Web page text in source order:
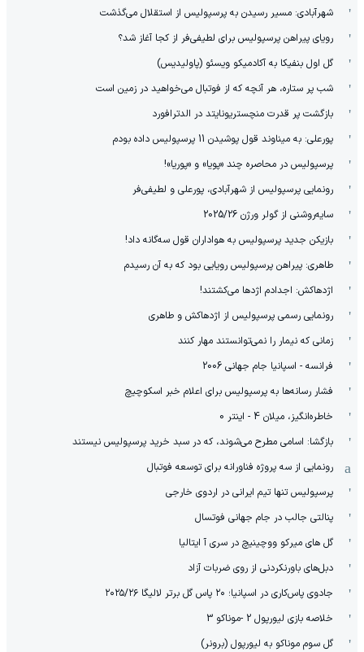
شهرآبادی: مسیر رسیدن به پرسپولیس از استقلال می‌گذشت
رویای پیراهن پرسپولیس برای لطیفی‌فر از کجا آغاز شد؟
گل اول بنفیکا به آکادمیکو ویسئو (پاولیدیس)
شب پر ستاره، هر آنچه که از فوتبال می‌خواهید در زمین است
بازگشت پر قدرت منچستریونایتد در الدترافورد
پورعلی: به میناوند قول پوشیدن 11 پرسپولیس داده بودم
پرسپولیس در محاصره چند «پویا» و «پوریا»!
رونمایی پرسپولیس از شهرآبادی، پورعلی و لطیفی‌فر
سایه‌روشنی از گولر ورژن 2025/26
بازیکن جدید پرسپولیس به هواداران قول سه‌گانه داد!
طاهری: پیراهن پرسپولیس رویایی بود که به آن رسیدم
اژدهاکش: اجدادم اژدها می‌کشتند!
رونمایی رسمی پرسپولیس از اژدهاکش و طاهری
زمانی که نیمار را نمی‌توانستند مهار کنند
فرانسه - اسپانیا جام جهانی 2006
فشار رسانه‌ها به پرسپولیس برای اعلام خبر اسکوچیچ
خاطره‌انگیز، میلان 4 - اینتر 0
بازگشا: اسامی مطرح می‌شوند، که در سبد خرید پرسپولیس نیستند
رونمایی از سه پروژه فناورانه برای توسعه فوتبال
پرسپولیس تنها تیم ایرانی در اردوی خارجی
پنالتی جالب در جام جهانی فوتسال
گل های میرکو ووچینیچ در سری آ ایتالیا
دبل‌های باورنکردنی از روی ضربات آزاد
جادوی پاس‌کاری در اسپانیا؛ ۲۰ پاس گل برتر لالیگا ۲۰۲۵/۲۶
خلاصه بازی لیورپول 2 -موناکو 3
گل سوم موناکو به لیورپول (برونر)